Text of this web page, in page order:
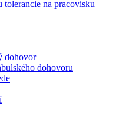
na pracovisku
dohovor
dohovoru